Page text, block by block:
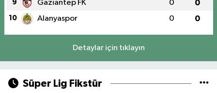
9 Gaziantep FK 0 0
10 Alanyaspor 0 0
Detaylar için tıklayın
Süper Lig Fikstür